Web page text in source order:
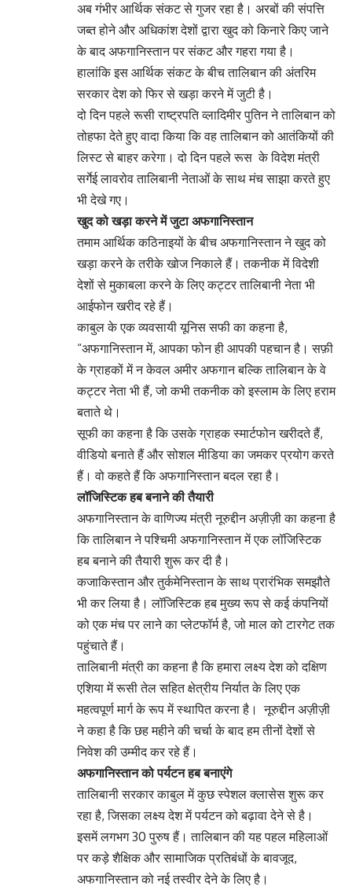
अब गंभीर आर्थिक संकट से गुजर रहा है। अरबों की संपत्ति
जब्त होने और अधिकांश देशों द्वारा खुद को किनारे किए जाने
के बाद अफगानिस्तान पर संकट और गहरा गया है।
हालांकि इस आर्थिक संकट के बीच तालिबान की अंतरिम
सरकार देश को फिर से खड़ा करने में जुटी है।
दो दिन पहले रूसी राष्ट्रपति व्लादिमीर पुतिन ने तालिबान को
तोहफा देते हुए वादा किया कि वह तालिबान को आतंकियों की
लिस्ट से बाहर करेगा। दो दिन पहले रूस के विदेश मंत्री
सर्गेई लावरोव तालिबानी नेताओं के साथ मंच साझा करते हुए
भी देखे गए।
खुद को खड़ा करने में जुटा अफगानिस्तान
तमाम आर्थिक कठिनाइयों के बीच अफगानिस्तान ने खुद को
खड़ा करने के तरीके खोज निकाले हैं। तकनीक में विदेशी
देशों से मुकाबला करने के लिए कट्टर तालिबानी नेता भी
आईफोन खरीद रहे हैं।
काबुल के एक व्यवसायी यूनिस सफी का कहना है,
“अफगानिस्तान में, आपका फोन ही आपकी पहचान है। सफ़ी
के ग्राहकों में न केवल अमीर अफगान बल्कि तालिबान के वे
कट्टर नेता भी हैं, जो कभी तकनीक को इस्लाम के लिए हराम
बताते थे।
सूफी का कहना है कि उसके ग्राहक स्मार्टफोन खरीदते हैं,
वीडियो बनाते हैं और सोशल मीडिया का जमकर प्रयोग करते
हैं। वो कहते हैं कि अफगानिस्तान बदल रहा है।
लॉजिस्टिक हब बनाने की तैयारी
अफगानिस्तान के वाणिज्य मंत्री नूरुद्दीन अज़ीज़ी का कहना है
कि तालिबान ने पश्चिमी अफगानिस्तान में एक लॉजिस्टिक
हब बनाने की तैयारी शुरू कर दी है।
कजाकिस्तान और तुर्कमेनिस्तान के साथ प्रारंभिक समझौते
भी कर लिया है। लॉजिस्टिक हब मुख्य रूप से कई कंपनियों
को एक मंच पर लाने का प्लेटफॉर्म है, जो माल को टारगेट तक
पहुंचाते हैं।
तालिबानी मंत्री का कहना है कि हमारा लक्ष्य देश को दक्षिण
एशिया में रूसी तेल सहित क्षेत्रीय निर्यात के लिए एक
महत्वपूर्ण मार्ग के रूप में स्थापित करना है। नूरुद्दीन अज़ीज़ी
ने कहा है कि छह महीने की चर्चा के बाद हम तीनों देशों से
निवेश की उम्मीद कर रहे हैं।
अफगानिस्तान को पर्यटन हब बनाएंगे
तालिबानी सरकार काबुल में कुछ स्पेशल क्लासेस शुरू कर
रहा है, जिसका लक्ष्य देश में पर्यटन को बढ़ावा देने से है।
इसमें लगभग 30 पुरुष हैं। तालिबान की यह पहल महिलाओं
पर कड़े शैक्षिक और सामाजिक प्रतिबंधों के बावजूद,
अफगानिस्तान को नई तस्वीर देने के लिए है।